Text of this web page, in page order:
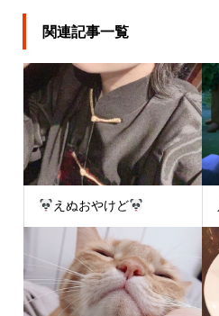
関連記事一覧
えぬおやけど